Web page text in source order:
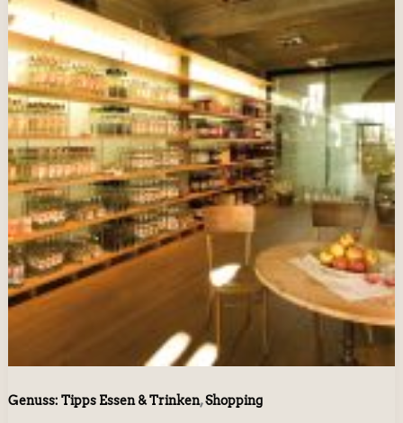
Genuss: Tipps Essen & Trinken,Shopping